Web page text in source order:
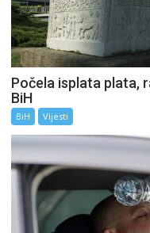
Počela isplata plata,
BiH
BiH Vijesti